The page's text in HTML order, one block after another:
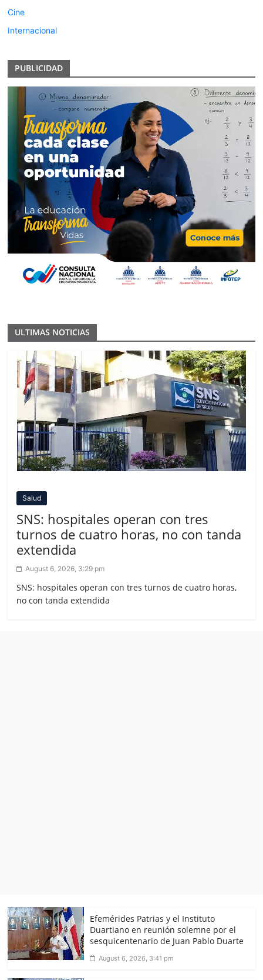
Cine
Internacional
PUBLICIDAD
ULTIMAS NOTICIAS
Salud
SNS: hospitales operan con tres
turnos de cuatro horas, no con tanda
extendida
August 6, 2026, 3:29 pm
SNS: hospitales operan con tres turnos de cuatro horas,
no con tanda extendida
Efemérides Patrias y el Instituto
Duartiano en reunión solemne por el
sesquicentenario de Juan Pablo Duarte
August 6, 2026, 3:41 pm